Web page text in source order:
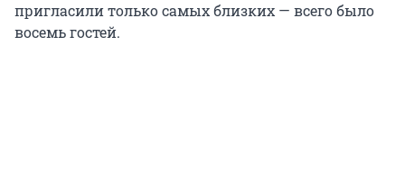
пригласили только самых близких — всего было
восемь гостей.